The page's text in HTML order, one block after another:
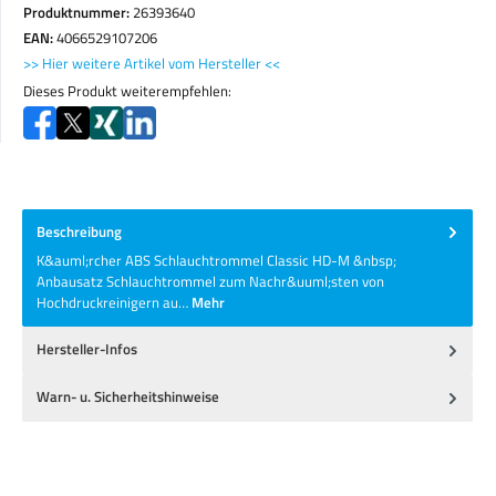
Produktnummer:26393640
EAN:4066529107206
>> Hier weitere Artikel vom Hersteller <<
Dieses Produkt weiterempfehlen:
Beschreibung
K&auml;rcher ABS Schlauchtrommel Classic HD-M &nbsp;
Anbausatz Schlauchtrommel zum Nachr&uuml;sten von
Hochdruckreinigern au… Mehr
Hersteller-Infos
Warn- u. Sicherheitshinweise